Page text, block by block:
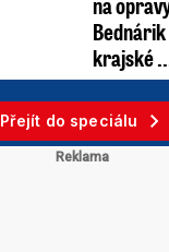
krajské
Přejít do speciálu